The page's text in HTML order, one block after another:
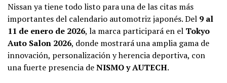
Nissan ya tiene todo listo para una de las citas más
importantes del calendario automotriz japonés. Del 9 al
11 de enero de 2026, la marca participará en el Tokyo
Auto Salon 2026, donde mostrará una amplia gama de
innovación, personalización y herencia deportiva, con
una fuerte presencia deNISMO y AUTECH.